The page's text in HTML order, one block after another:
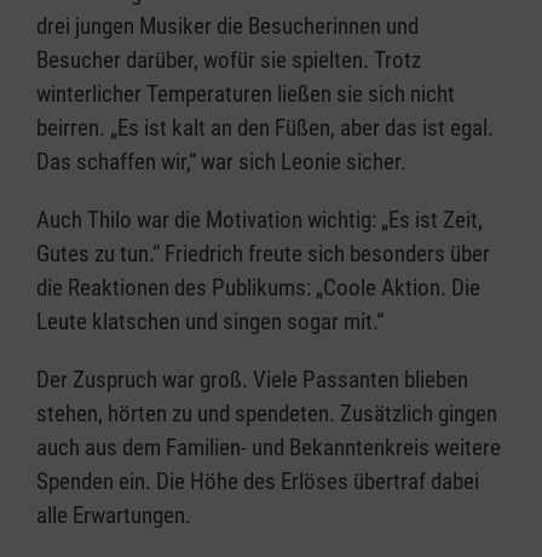
drei jungen Musiker die Besucherinnen und
Besucher darüber, wofür sie spielten. Trotz
winterlicher Temperaturen ließen sie sich nicht
beirren. „Es ist kalt an den Füßen, aber das ist egal.
Das schaffen wir,“ war sich Leonie sicher.
Auch Thilo war die Motivation wichtig: „Es ist Zeit,
Gutes zu tun.“ Friedrich freute sich besonders über
die Reaktionen des Publikums: „Coole Aktion. Die
Leute klatschen und singen sogar mit.“
Der Zuspruch war groß. Viele Passanten blieben
stehen, hörten zu und spendeten. Zusätzlich gingen
auch aus dem Familien- und Bekanntenkreis weitere
Spenden ein. Die Höhe des Erlöses übertraf dabei
alle Erwartungen.